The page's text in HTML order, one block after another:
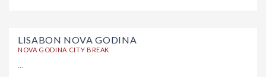
LISABON NOVA GODINA
NOVA GODINA CITY BREAK
...